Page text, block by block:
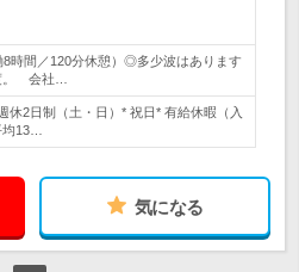
8時間／120分休憩）◎多少波はあります
。 会社…
休2日制（土・日）* 祝日* 有給休暇（入
13…
気になる